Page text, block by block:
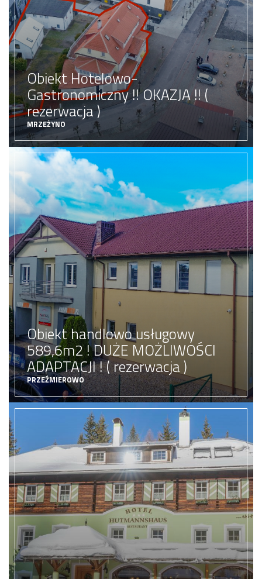
Obiekt Hotelowo-
Gastronomiczny !! OKAZJA !! (
rezerwacja )
MRZEŻYNO
obiekt hotelowo gastronomiczny
Cena:0 zł
ZOBACZ OFERTĘ
Obiekt handlowo usługowy
589,6m2 ! DUŻE MOŻLIWOŚCI
ADAPTACJI ! ( rezerwacja )
PRZEŹMIEROWO
obiekt handlowo usługowy
ZOBACZ OFERTĘ